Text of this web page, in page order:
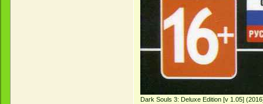
Dark Souls 3: Deluxe Edition [v 1.05]